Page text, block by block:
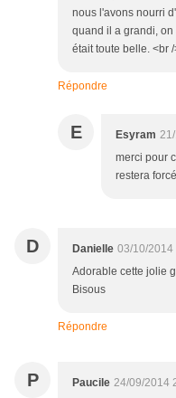
nous l'avons nourri
quand il a grandi, on
était toute belle. <br
Répondre
E Esyram
merci pour
restera
D Danielle 03/10/2014
Adorable cette jolie
Bisous
Répondre
P Paucile 24/09/2014